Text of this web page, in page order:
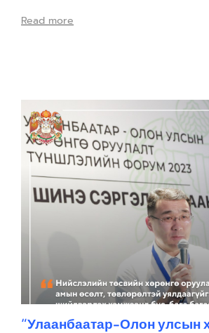
Read more
“Улаанбаатар-Олон улсын